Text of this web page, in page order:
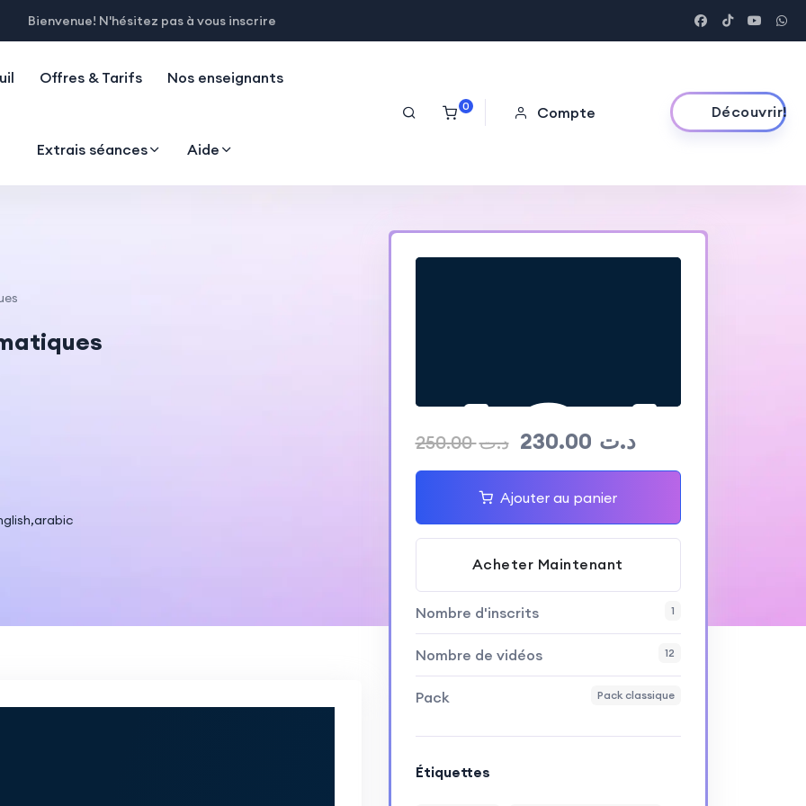
Bienvenue! N'hésitez pas à vous inscrire
Offres & Tarifs Nos enseignants
Extrais séances Aide
0 Compte Découvrir!
250.00د.ت 230.00 د.ت
Ajouter au panier
Acheter Maintenant
Nombre d'inscrits 1
Nombre de vidéos 12
Pack Pack classique
Étiquettes